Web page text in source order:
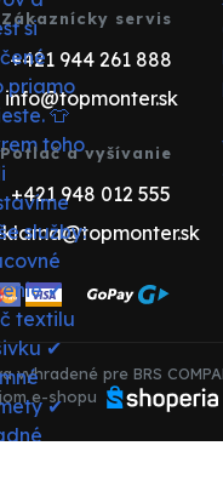
Zákaznícky servis
+421 944 261 888
info@topmonter.sk
Potlač a vyšívanie
+421 948 012 555
vyhradené pre BRS
e-shopu